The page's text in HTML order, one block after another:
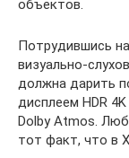
объектов.
Потрудившись
визуально-
должна дарить
дисплеем HDR
Dolby Atmos.
тот факт, что в